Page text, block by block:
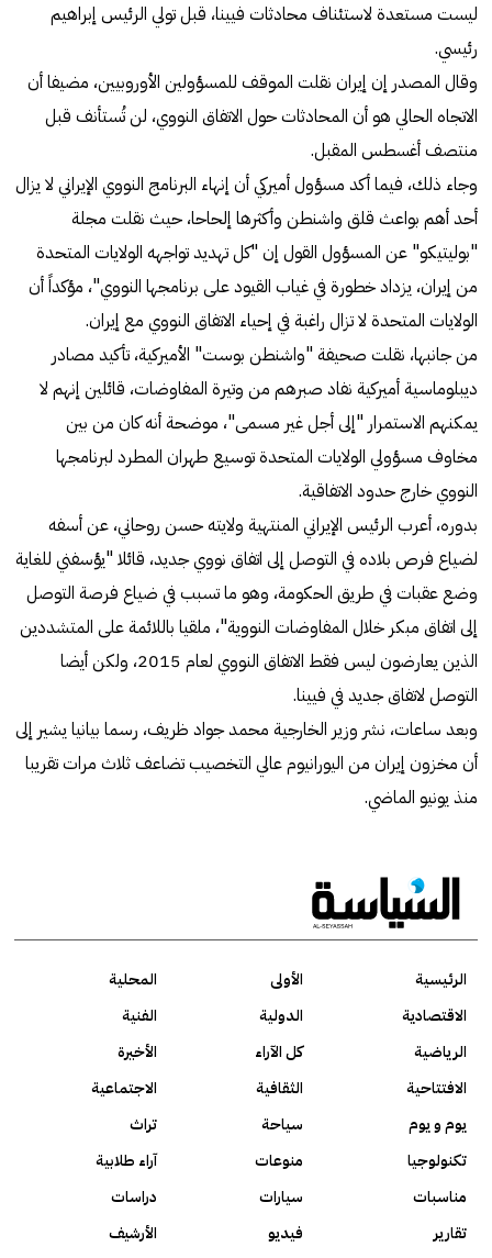
ليست مستعدة لاستئناف محادثات فيينا، قبل تولي الرئيس إبراهيم
رئيسي.
وقال المصدر إن إيران نقلت الموقف للمسؤولين الأوروبيين، مضيفا أن
الاتجاه الحالي هو أن المحادثات حول الاتفاق النووي، لن تُستأنف قبل
منتصف أغسطس المقبل.
وجاء ذلك، فيما أكد مسؤول أميركي أن إنهاء البرنامج النووي الإيراني لا يزال
أحد أهم بواعث قلق واشنطن وأكثرها إلحاحا، حيث نقلت مجلة
"بوليتيكو" عن المسؤول القول إن "كل تهديد تواجهه الولايات المتحدة
من إيران، يزداد خطورة في غياب القيود على برنامجها النووي"، مؤكداً أن
الولايات المتحدة لا تزال راغبة في إحياء الاتفاق النووي مع إيران.
من جانبها، نقلت صحيفة "واشنطن بوست" الأميركية، تأكيد مصادر
ديبلوماسية أميركية نفاد صبرهم من وتيرة المفاوضات، قائلين إنهم لا
يمكنهم الاستمرار "إلى أجل غير مسمى"، موضحة أنه كان من بين
مخاوف مسؤولي الولايات المتحدة توسيع طهران المطرد لبرنامجها
النووي خارج حدود الاتفاقية.
بدوره، أعرب الرئيس الإيراني المنتهية ولايته حسن روحاني، عن أسفه
لضياع فرص بلاده في التوصل إلى اتفاق نووي جديد، قائلا "يؤسفني للغاية
وضع عقبات في طريق الحكومة، وهو ما تسبب في ضياع فرصة التوصل
إلى اتفاق مبكر خلال المفاوضات النووية"، ملقيا باللائمة على المتشددين
الذين يعارضون ليس فقط الاتفاق النووي لعام 2015، ولكن أيضا
التوصل لاتفاق جديد في فيينا.
وبعد ساعات، نشر وزير الخارجية محمد جواد ظريف، رسما بيانيا يشير إلى
أن مخزون إيران من اليورانيوم عالي التخصيب تضاعف ثلاث مرات تقريبا
منذ يونيو الماضي.
الرئيسية الأولى
المحلية
الاقتصادية
الدولية
الفنية
الرياضية
كل الآراء
الأخيرة
الافتتاحية
الثقافية
الاجتماعية
يوم و يوم
سياحة
تراث
تكنولوجيا
منوعات
آراء طلابية
مناسبات
سيارات
دراسات
تقارير
فيديو الأرشيف